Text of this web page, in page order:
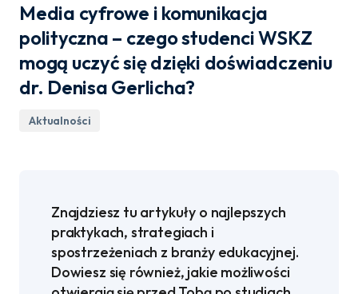
Media cyfrowe i komunikacja
polityczna – czego studenci WSKZ
mogą uczyć się dzięki doświadczeniu
dr. Denisa Gerlicha?
Aktualności
Znajdziesz tu artykuły o najlepszych
praktykach, strategiach i
spostrzeżeniach z branży edukacyjnej.
Dowiesz się również, jakie możliwości